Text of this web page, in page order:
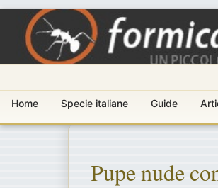
Home Specie italiane Guide
Pupe nude